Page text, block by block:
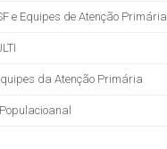
e Equipes de Atenção Primária
da Atenção Primária